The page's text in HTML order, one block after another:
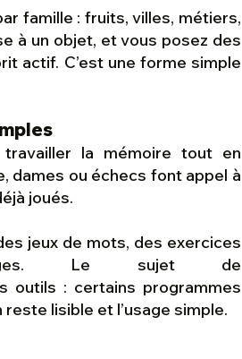
famille : fruits, villes, métiers,
à un objet, et vous posez des
actif. C’est une forme simple
la mémoire tout en
dames ou échecs font appel à
joués.
jeux de mots, des exercices
Le sujet de
outils : certains programmes
lisible et l’usage simple.